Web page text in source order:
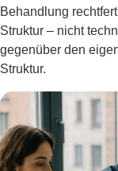
Behandlung
Struktur – nicht
gegenüber den
Struktur.